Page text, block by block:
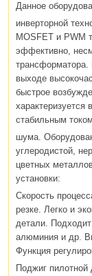
Данное
инверторной
MOSFET и PWM
эффективно,
трансформатора.
выходе
быстрое
стабильным
шума.
углеродистой,
цветных
установки:
Скорость
резке. Легко и
детали.
алюминия и др.
Функция
Поджиг пилотной